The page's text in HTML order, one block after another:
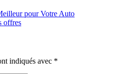
pour Votre Auto
offres
indiqués avec *